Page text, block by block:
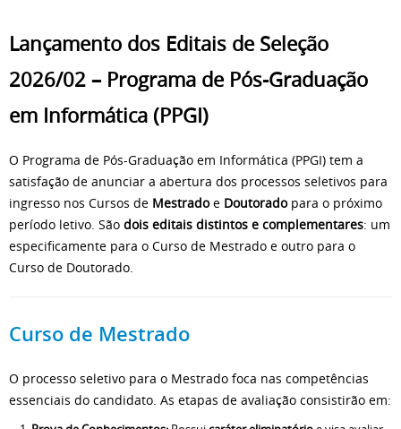
Lançamento dos Editais de Seleção
2026/02 – Programa de Pós-Graduação
em Informática (PPGI)
O Programa de Pós-Graduação em Informática (PPGI) tem a
satisfação de anunciar a abertura dos processos seletivos para
ingresso nos Cursos de Mestradoe Doutoradopara o próximo
período letivo. São dois editais distintos e complementares: um
especificamente para o Curso de Mestrado e outro para o
Curso de Doutorado.
Curso de Mestrado
O processo seletivo para o Mestrado foca nas competências
essenciais do candidato. As etapas de avaliação consistirão em: